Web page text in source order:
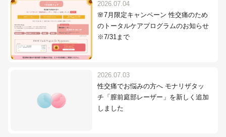
2026.07.04
🌸7月限定キャンペーン 性交痛のため
のトータルケアプログラムのお知らせ
※7/31まで
2026.07.03
性交痛でお悩みの方へ モナリザタッ
チ「膣前庭部レーザー」を新しく追加
しました